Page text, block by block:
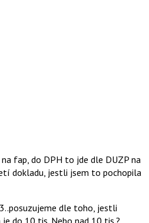
fap, do DPH to jde dle DUZP na
dokladu, jestli jsem to pochopila
dle toho, jestli